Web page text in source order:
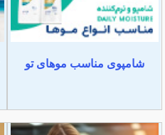
شامپوی مناسب موهای تو